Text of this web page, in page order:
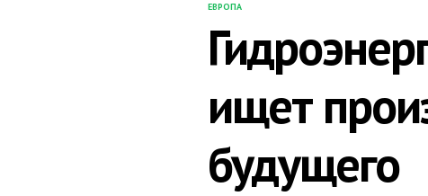
ОПУБЛИКОВАНО
ЕВРОПА
ищет
будущего